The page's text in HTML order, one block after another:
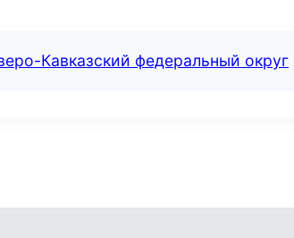
Кавказский федеральный округ